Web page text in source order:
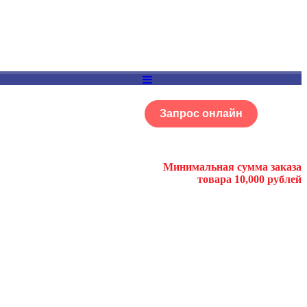
Запрос онлайн
Минимальная сумма заказа
товара 10,000 рублей